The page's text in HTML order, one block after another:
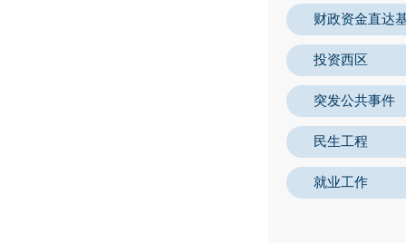
财政资金直达
投资西区
突发公共事件
民生工程
就业工作